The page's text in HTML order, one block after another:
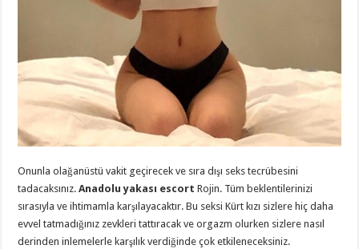
Onunla olağanüstü vakit geçirecek ve sıra dışı seks tecrübesini
tadacaksınız.Anadolu yakası escort Rojin. Tüm beklentilerinizi
sırasıyla ve ihtimamla karşılayacaktır. Bu seksi Kürt kızı sizlere hiç daha
evvel tatmadığınız zevkleri tattıracak ve orgazm olurken sizlere nasıl
derinden inlemelerle karşılık verdiğinde çok etkileneceksiniz.